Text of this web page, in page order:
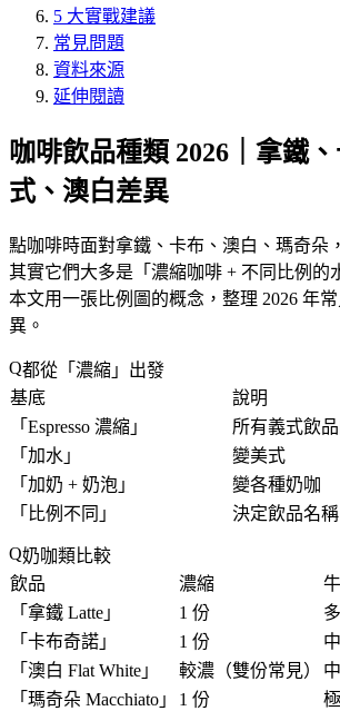
5 大實戰建議
常見問題
資料來源
延伸閱讀
咖啡飲品種類 2026｜拿鐵
式、澳白差異
點咖啡時面對拿鐵、卡布、澳白、瑪奇朵
其實它們大多是「 濃縮咖啡 + 不同比例的
本文用一張比例圖的概念，整理 2026 年
異。
都從「濃縮」出發
基底
說明
「 Espresso 濃縮 」
所有義式飲
「 加水 」
變美式
「 加奶 + 奶泡 」
變各種奶咖
「 比例不同 」 決定飲品名稱
奶咖類比較
飲品
濃縮
「 拿鐵 Latte 」 1 份 多
「 卡布奇諾 」 1 份 中
「 澳白 Flat White 」 較濃（雙份常見）
「 瑪奇朵 Macchiato 」 1 份